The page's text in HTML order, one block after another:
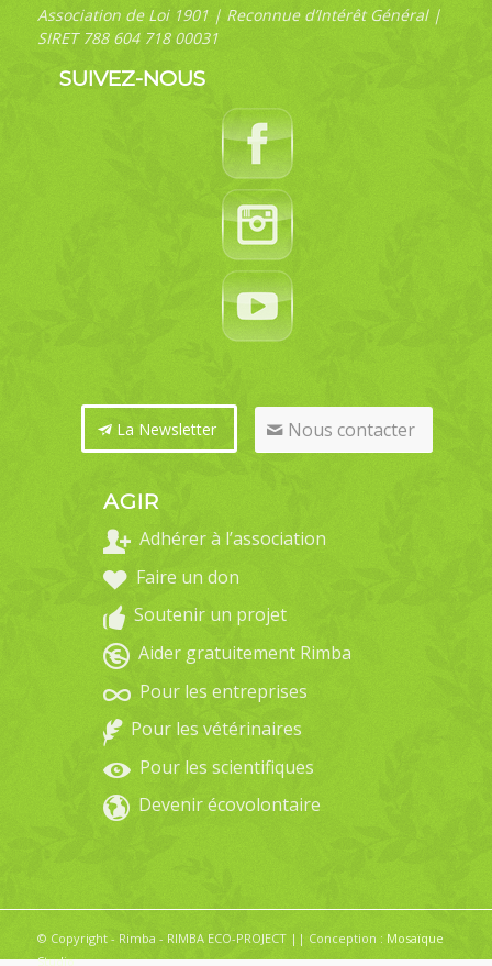
Association de Loi 1901 | Reconnue d’Intérêt Général |
SIRET 788 604 718 00031
SUIVEZ-NOUS
La Newsletter Nous contacter
AGIR
Adhérer à l’association
Faire un don
Soutenir un projet
Aider gratuitement Rimba
Pour les entreprises
Pour les vétérinaires
Pour les scientifiques
Devenir écovolontaire
© Copyright - Rimba - RIMBA ECO-PROJECT || Conception : Mosaïque
Studio